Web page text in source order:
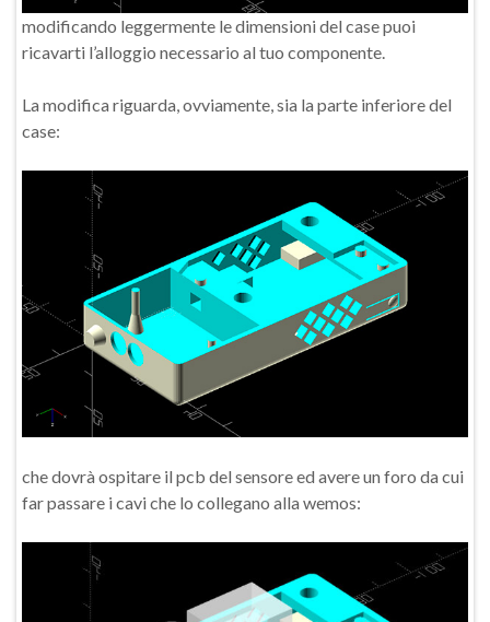
modificando leggermente le dimensioni del case puoi
ricavarti l’alloggio necessario al tuo componente.
La modifica riguarda, ovviamente, sia la parte inferiore del
case:
che dovrà ospitare il pcb del sensore ed avere un foro da cui
far passare i cavi che lo collegano alla wemos: